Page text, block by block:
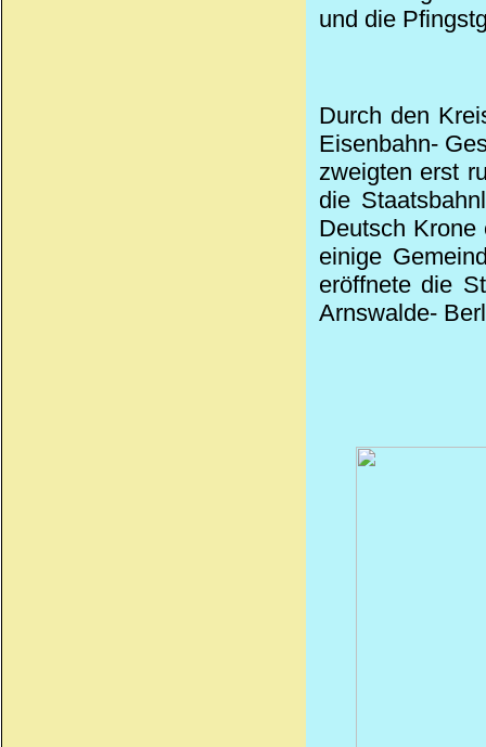
und die
Durch den
Eisenbahn-
zweigten erst
die
Deutsch
einige
eröffnete die
Arnswalde-